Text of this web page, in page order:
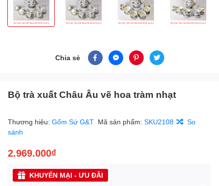
Chia sẻ
Bộ trà xuất Châu Âu vẽ hoa tràm nhạt
Thương hiệu: Gốm Sứ G&T Mã sản phẩm: SKU2108
So
sánh
2.969.000₫
KHUYẾN MẠI - ƯU ĐÃI